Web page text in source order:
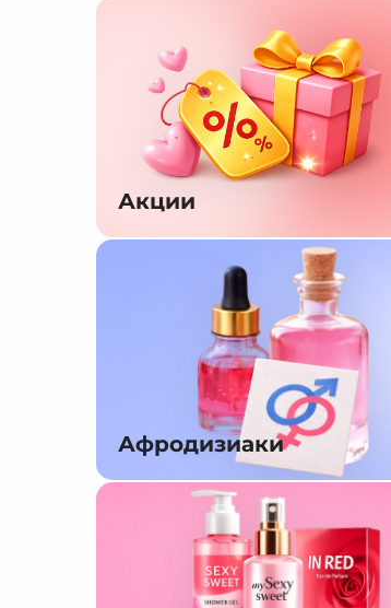
Акции
Афродизиаки